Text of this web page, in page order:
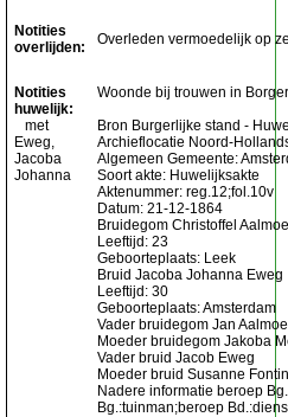
Notities
overlijden:
Overleden vermoedelijk op
Notities
huwelijk:
met
Eweg,
Jacoba
Johanna
Woonde bij trouwen in
Bron Burgerlijke stand -
Archieflocatie Noord-
Algemeen Gemeente:
Soort akte: Huwelijksakte
Aktenummer: reg.12;fol.10v
Datum: 21-12-1864
Bruidegom Christoffel
Leeftijd: 23
Geboorteplaats: Leek
Bruid Jacoba Johanna Eweg
Leeftijd: 30
Geboorteplaats: Amsterdam
Vader bruidegom Jan
Moeder bruidegom Jakoba
Vader bruid Jacob Eweg
Moeder bruid Susanne
Nadere informatie beroep
Bg.:tuinman;beroep